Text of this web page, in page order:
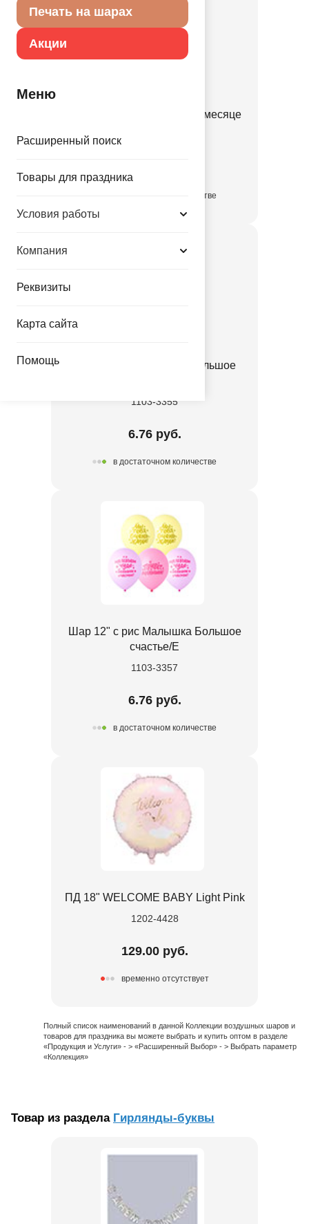
Печать на шарах
Акции
Меню
Расширенный поиск
Товары для праздника
Условия работы
Компания
Реквизиты
Карта сайта
Помощь
Ф ФИГУРА Мишка на полумесяце
в достаточном количестве
Шар 12" с рис Малыш Большое
1103-3355
6.76 руб.
в достаточном количестве
Шар 12" с рис Малышка Большое
счастье/E
1103-3357
6.76 руб.
в достаточном количестве
ПД 18" WELCOME BABY Light Pink
1202-4428
129.00 руб.
временно отсутствует
Полный список наименований в данной Коллекции воздушных шаров и
товаров для праздника вы можете выбрать и купить оптом в разделе
«Продукция и Услуги» - > «Расширенный Выбор» - > Выбрать параметр
«Коллекция»
Товар из раздела Гирлянды-буквы